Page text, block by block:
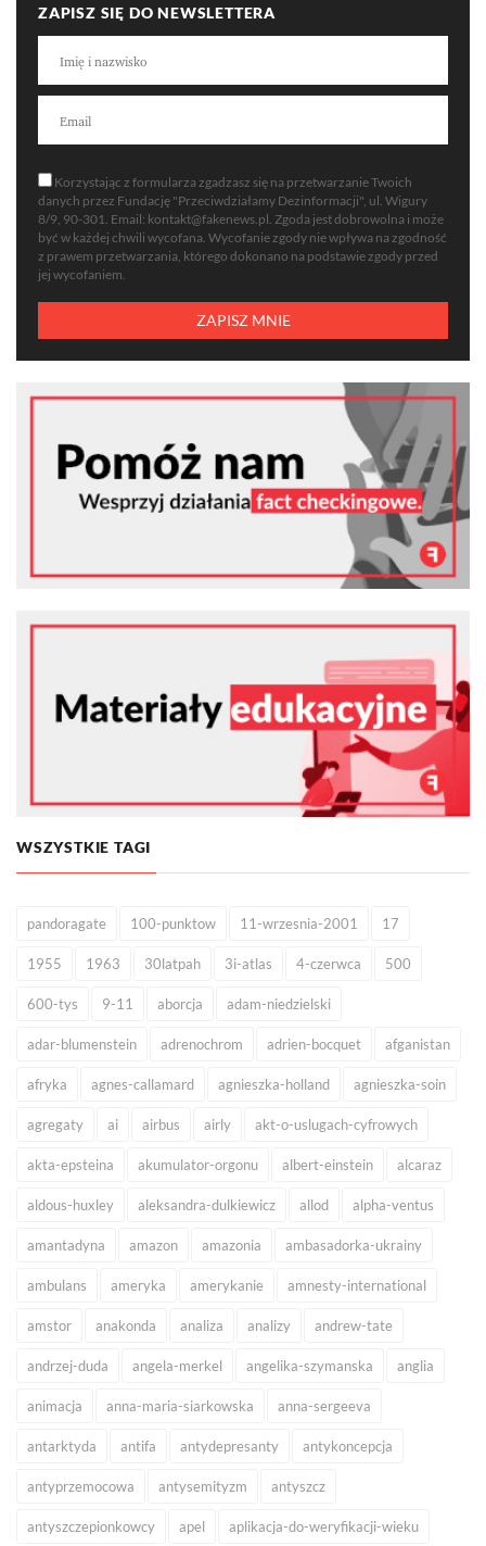
ZAPISZ SIĘ DO NEWSLETTERA
Korzystając z formularza zgadzasz się na przetwarzanie Twoich
danych przez Fundację "Przeciwdziałamy Dezinformacji", ul. Wigury
8/9, 90-301. Email: kontakt@fakenews.pl . Zgoda jest dobrowolna i może
być w każdej chwili wycofana. Wycofanie zgody nie wpływa na zgodność
z prawem przetwarzania, którego dokonano na podstawie zgody przed
jej wycofaniem.
WSZYSTKIE TAGI
pandoragate 100-punktow 11-wrzesnia-2001 17
1955 1963 30latpah 3i-atlas 4-czerwca 500
600-tys 9-11 aborcja adam-niedzielski
adar-blumenstein adrenochrom adrien-bocquet afganistan
afryka agnes-callamard agnieszka-holland agnieszka-soin
agregaty ai airbus airly akt-o-uslugach-cyfrowych
akta-epsteina akumulator-orgonu albert-einstein alcaraz
aldous-huxley aleksandra-dulkiewicz allod alpha-ventus
amantadyna amazon amazonia ambasadorka-ukrainy
ambulans ameryka amerykanie amnesty-international
amstor anakonda analiza analizy andrew-tate
andrzej-duda angela-merkel angelika-szymanska anglia
animacja anna-maria-siarkowska anna-sergeeva
antarktyda antifa antydepresanty antykoncepcja
antyprzemocowa antysemityzm antyszcz
antyszczepionkowcy apel aplikacja-do-weryfikacji-wieku